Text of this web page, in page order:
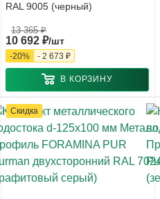
RAL 9005 (черный)
10 692 ₽/шт
13 365₽
-20% - 2 673 ₽
В КОРЗИНУ
Скидка